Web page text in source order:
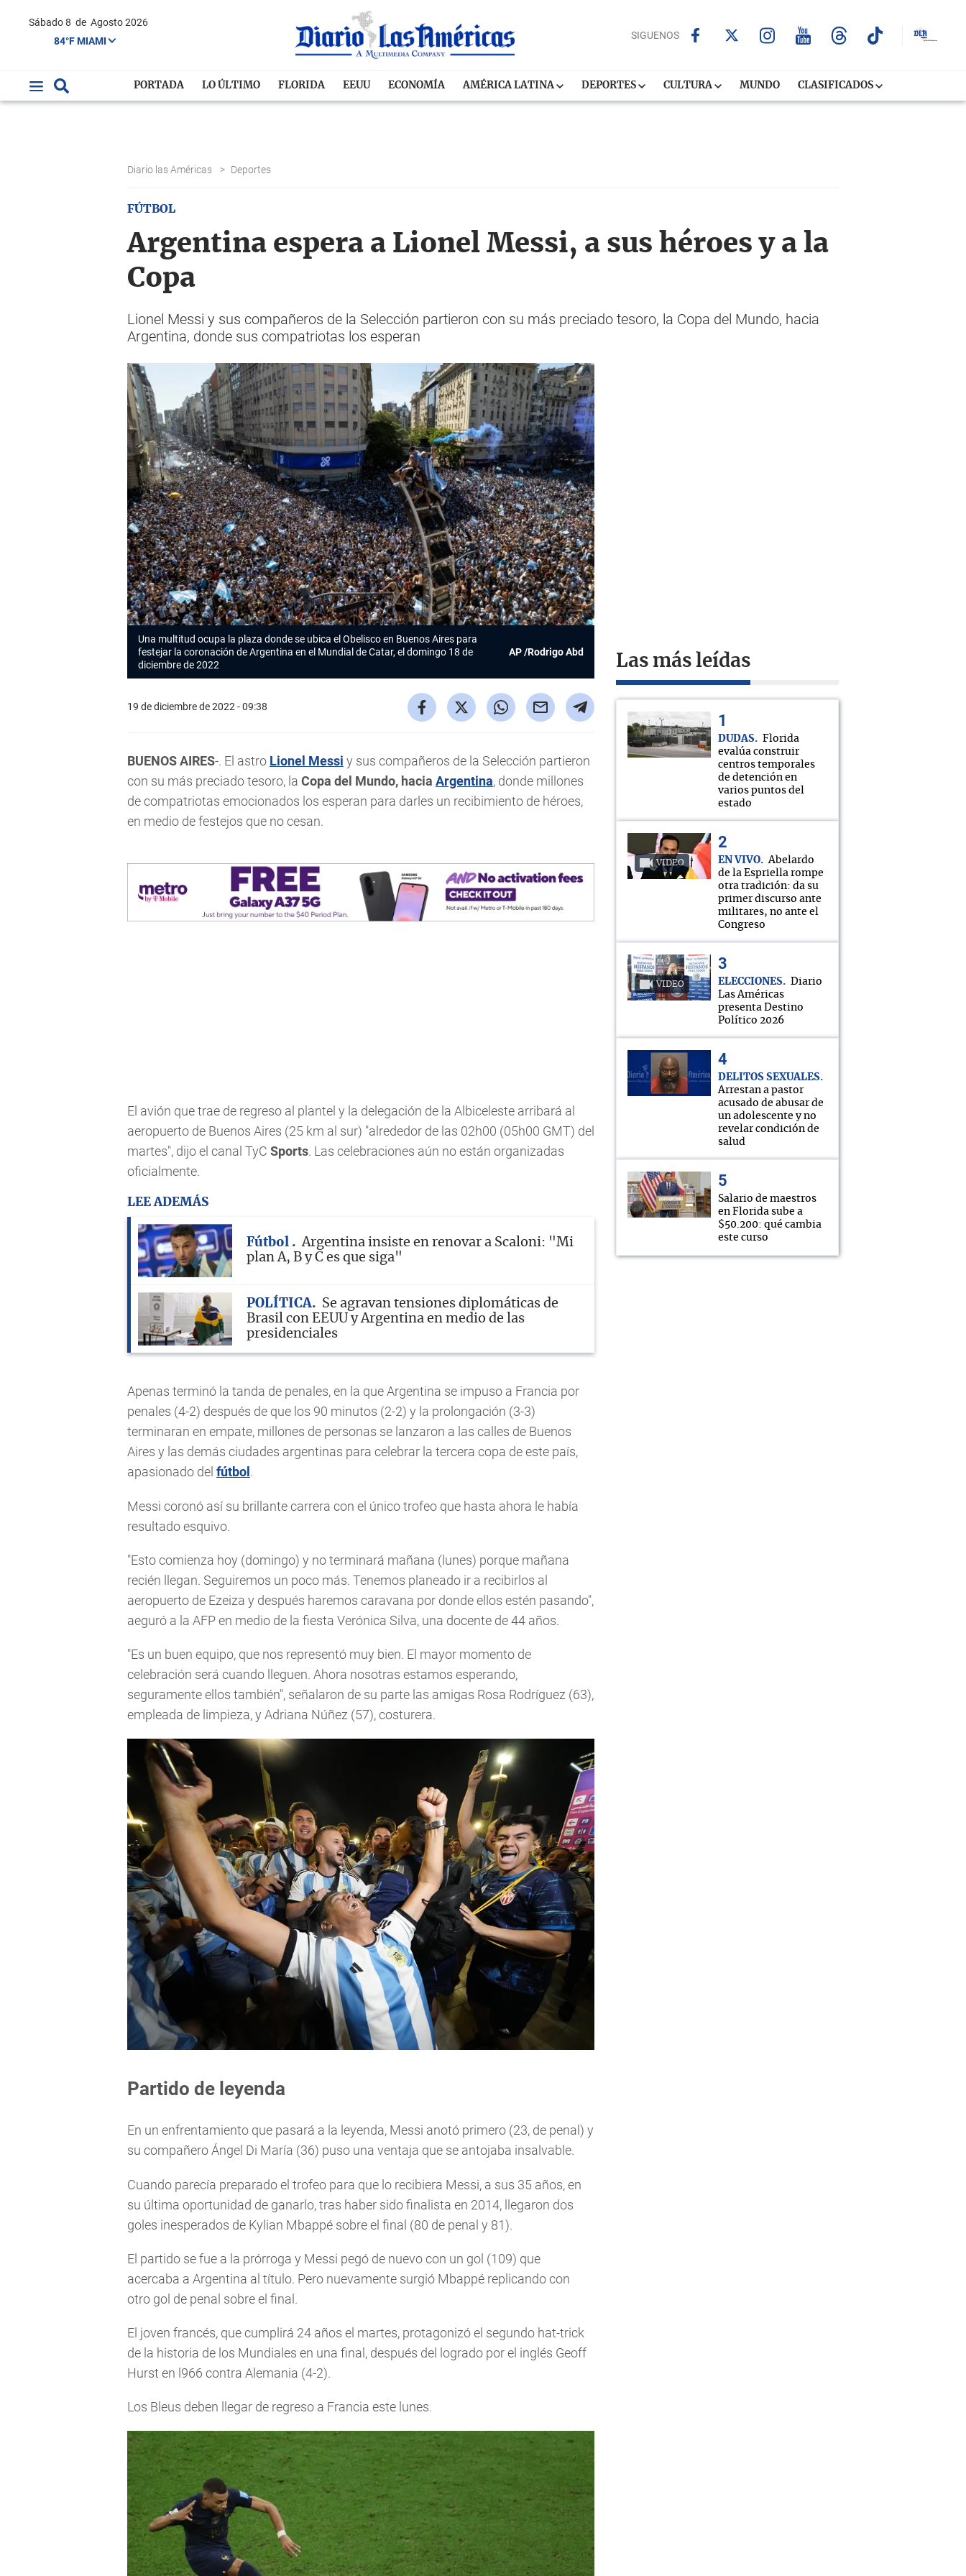
Sábado 8 de Agosto 2026
84°F MIAMI
SIGUENOS
PORTADA LO ÚLTIMO FLORIDA EEUU ECONOMÍA AMÉRICA LATINA DEPORTES CULTURA MUNDO CLASIFICADOS
Diario las Américas > Deportes
FÚTBOL
Argentina espera a Lionel Messi, a sus héroes y a la
Copa
Lionel Messi y sus compañeros de la Selección partieron con su más preciado tesoro, la Copa del Mundo, hacia
Argentina, donde sus compatriotas los esperan
Una multitud ocupa la plaza donde se ubica el Obelisco en Buenos Aires para
festejar la coronación de Argentina en el Mundial de Catar, el domingo 18 de
diciembre de 2022
AP /Rodrigo Abd
19 de diciembre de 2022 - 09:38
BUENOS AIRES-. El astro Lionel Messi y sus compañeros de la Selección partieron
con su más preciado tesoro, la Copa del Mundo, hacia Argentina, donde millones
de compatriotas emocionados los esperan para darles un recibimiento de héroes,
en medio de festejos que no cesan.
El avión que trae de regreso al plantel y la delegación de la Albiceleste arribará al
aeropuerto de Buenos Aires (25 km al sur) "alrededor de las 02h00 (05h00 GMT) del
martes", dijo el canal TyC Sports. Las celebraciones aún no están organizadas
oficialmente.
LEE ADEMÁS
Fútbol
Argentina insiste en renovar a Scaloni: "Mi
plan A, B y C es que siga"
POLÍTICA
Se agravan tensiones diplomáticas de
Brasil con EEUU y Argentina en medio de las
presidenciales
Apenas terminó la tanda de penales, en la que Argentina se impuso a Francia por
penales (4-2) después de que los 90 minutos (2-2) y la prolongación (3-3)
terminaran en empate, millones de personas se lanzaron a las calles de Buenos
Aires y las demás ciudades argentinas para celebrar la tercera copa de este país,
apasionado del fútbol .
Messi coronó así su brillante carrera con el único trofeo que hasta ahora le había
resultado esquivo.
"Esto comienza hoy (domingo) y no terminará mañana (lunes) porque mañana
recién llegan. Seguiremos un poco más. Tenemos planeado ir a recibirlos al
aeropuerto de Ezeiza y después haremos caravana por donde ellos estén pasando",
aeguró a la AFP en medio de la fiesta Verónica Silva, una docente de 44 años.
"Es un buen equipo, que nos representó muy bien. El mayor momento de
celebración será cuando lleguen. Ahora nosotras estamos esperando,
seguramente ellos también", señalaron de su parte las amigas Rosa Rodríguez (63),
empleada de limpieza, y Adriana Núñez (57), costurera.
Partido de leyenda
En un enfrentamiento que pasará a la leyenda, Messi anotó primero (23, de penal) y
su compañero Ángel Di María (36) puso una ventaja que se antojaba insalvable.
Cuando parecía preparado el trofeo para que lo recibiera Messi, a sus 35 años, en
su última oportunidad de ganarlo, tras haber sido finalista en 2014, llegaron dos
goles inesperados de Kylian Mbappé sobre el final (80 de penal y 81).
El partido se fue a la prórroga y Messi pegó de nuevo con un gol (109) que
acercaba a Argentina al título. Pero nuevamente surgió Mbappé replicando con
otro gol de penal sobre el final.
El joven francés, que cumplirá 24 años el martes, protagonizó el segundo hat-trick
de la historia de los Mundiales en una final, después del logrado por el inglés Geoff
Hurst en l966 contra Alemania (4-2).
Los Bleus deben llegar de regreso a Francia este lunes.
Las más leídas
DUDAS
Florida
evalúa construir
centros temporales
de detención en
varios puntos del
estado
VIDEO EN VIVO
Abelardo
de la Espriella rompe
otra tradición: da su
primer discurso ante
militares, no ante el
Congreso
VIDEO ELECCIONES
Diario
Las Américas
presenta Destino
Político 2026
DELITOS SEXUALES
Arrestan a pastor
acusado de abusar de
un adolescente y no
revelar condición de
salud
Salario de maestros
en Florida sube a
$50.200: qué cambia
este curso